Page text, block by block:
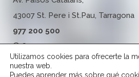
43007 St. Pere i St.Pau, Tarragona
977 200 500
602 25 44 24
Utilizamos cookies para ofrecerte la
nuestra web.
Puedes aprender más sobre qué